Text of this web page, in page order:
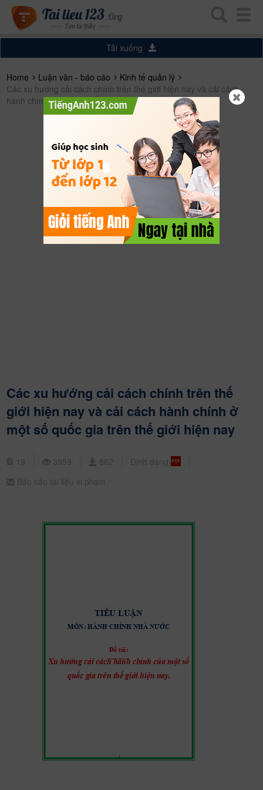
Tải xuống
Home Luận văn - báo cáo
Kinh tế quản lý
Các xu hướng cải cách chính trên thế giới hiện nay và cải cách
hành chính ở một số quốc gia trên thế giới hiện nay
Các xu hướng cải cách chính trên thế
giới hiện nay và cải cách hành chính ở
một số quốc gia trên thế giới hiện nay
1
TIỂU LUẬN
MÔN: HÀNH CHÍNH NHÀ NƯỚC
Đề tài:
Xu hướng cải cách hành chính của một số
quốc gia trên thế giới hiện nay.